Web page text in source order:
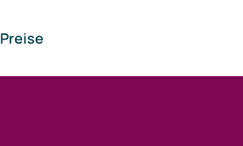
Preise